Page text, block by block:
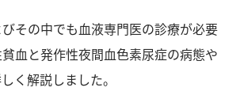
その中でも血液専門医の診療が必要
血と発作性夜間血色素尿症の病態や
く解説しました。